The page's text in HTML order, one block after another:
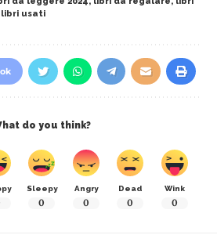
libri usati
do you think?
Sleepy
0
Angry
0
Dead
0
Wink
0